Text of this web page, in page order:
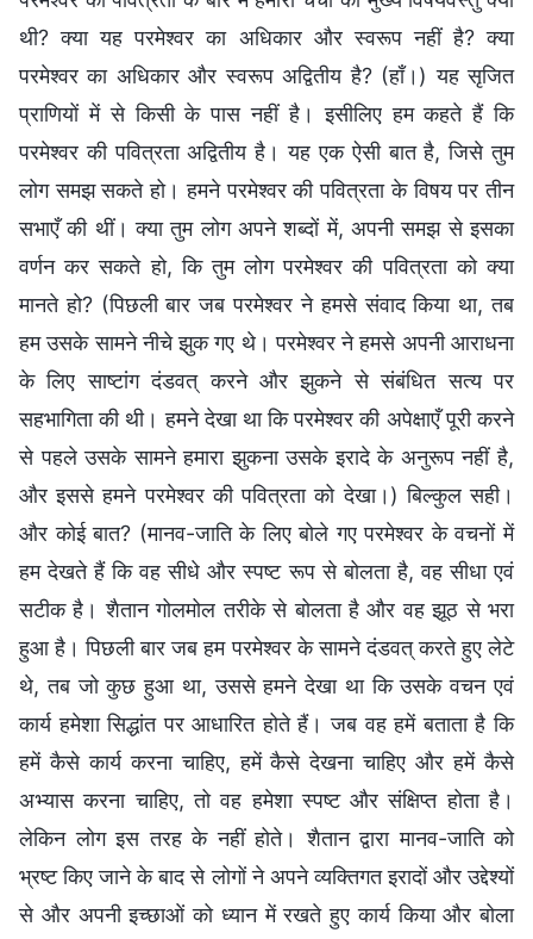
थी? क्या यह परमेश्वर का अधिकार और स्वरूप नहीं है? क्या
परमेश्वर का अधिकार और स्वरूप अद्वितीय है? (हाँ।) यह सृजित
प्राणियों में से किसी के पास नहीं है। इसीलिए हम कहते हैं कि
परमेश्वर की पवित्रता अद्वितीय है। यह एक ऐसी बात है, जिसे तुम
लोग समझ सकते हो। हमने परमेश्वर की पवित्रता के विषय पर तीन
सभाएँ की थीं। क्या तुम लोग अपने शब्दों में, अपनी समझ से इसका
वर्णन कर सकते हो, कि तुम लोग परमेश्वर की पवित्रता को क्या
मानते हो? (पिछली बार जब परमेश्वर ने हमसे संवाद किया था, तब
हम उसके सामने नीचे झुक गए थे। परमेश्वर ने हमसे अपनी आराधना
के लिए साष्टांग दंडवत् करने और झुकने से संबंधित सत्य पर
सहभागिता की थी। हमने देखा था कि परमेश्वर की अपेक्षाएँ पूरी करने
से पहले उसके सामने हमारा झुकना उसके इरादे के अनुरूप नहीं है,
और इससे हमने परमेश्वर की पवित्रता को देखा।) बिल्कुल सही।
और कोई बात? (मानव-जाति के लिए बोले गए परमेश्वर के वचनों में
हम देखते हैं कि वह सीधे और स्पष्ट रूप से बोलता है, वह सीधा एवं
सटीक है। शैतान गोलमोल तरीके से बोलता है और वह झूठ से भरा
हुआ है। पिछली बार जब हम परमेश्वर के सामने दंडवत् करते हुए लेटे
थे, तब जो कुछ हुआ था, उससे हमने देखा था कि उसके वचन एवं
कार्य हमेशा सिद्धांत पर आधारित होते हैं। जब वह हमें बताता है कि
हमें कैसे कार्य करना चाहिए, हमें कैसे देखना चाहिए और हमें कैसे
अभ्यास करना चाहिए, तो वह हमेशा स्पष्ट और संक्षिप्त होता है।
लेकिन लोग इस तरह के नहीं होते। शैतान द्वारा मानव-जाति को
भ्रष्ट किए जाने के बाद से लोगों ने अपने व्यक्तिगत इरादों और उद्देश्यों
से और अपनी इच्छाओं को ध्यान में रखते हुए कार्य किया और बोला